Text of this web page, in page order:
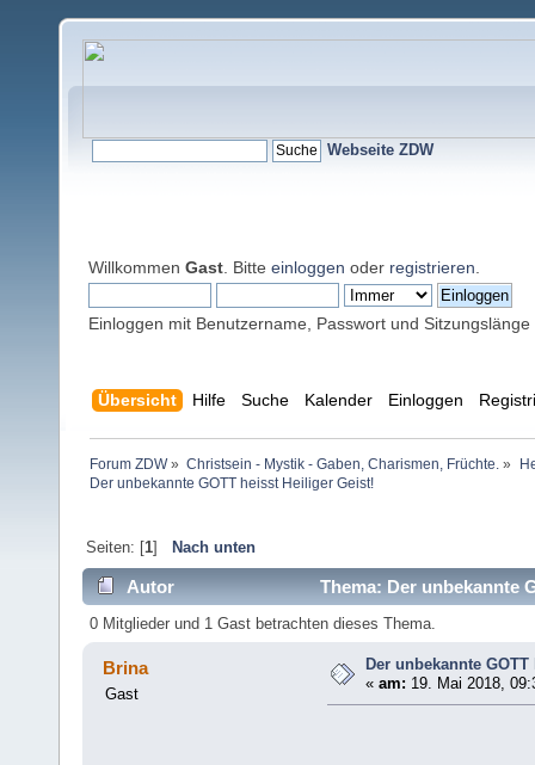
Webseite ZDW
Willkommen Gast . Bitte einloggen oder registrieren
Einloggen mit Benutzername, Passwort und Sitzungslänge
Übersicht Hilfe Suche Kalender Einloggen
Forum ZDW» Christsein - Mystik - Gaben, Charismen, Früchte. »
Der unbekannte GOTT heisst Heiliger Geist!
Seiten: [1] Nach unten
Autor Thema: Der unbekannte
0 Mitglieder und 1 Gast betrachten dieses Thema.
Brina
Gast
Der unbekannte
«am: 19. Mai 2018,